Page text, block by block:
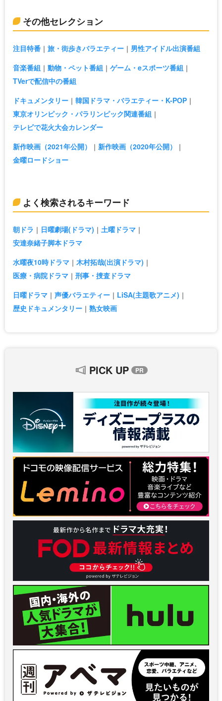
その他セレクション
注目特番 旅・街歩きバラエティー
男性アイドル出演番組
音楽番組
動物・ペット番組
ゲーム・eスポーツ番組
TVerで配信中の番組
ドキュメンタリー
韓国ドラマ・バラエティー・K-POP
東京オリンピック・パラリンピック関連番組
テレビで花火大会カレンダー
新作映画（2021年公開）
新作映画（2020年公開）
金曜ロードショー
よく検索されるキーワード
朝ドラ 日曜劇場(ドラマ)
土曜ドラマ
安達奈緒子脚本ドラマ
水曜夜10時ドラマ
木村拓哉(出演ドラマ)
医療・病院ドラマ
刑事・捜査ドラマ
日曜ドラマ
声優バラエティー
LiSA(主題歌アニメ)
歴史ドキュメンタリー
熟女映画
PICK UP